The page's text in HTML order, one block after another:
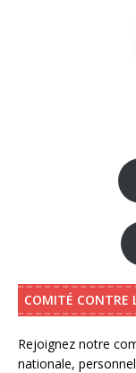
COMITÉ CONTRE
Rejoignez notre
nationale,